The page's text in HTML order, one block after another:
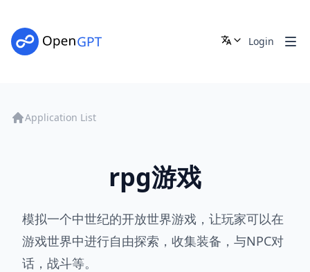
Login
Application List
rpg游戏
模拟一个中世纪的开放世界游戏，让玩家可以在
游戏世界中进行自由探索，收集装备，与NPC对
话，战斗等。